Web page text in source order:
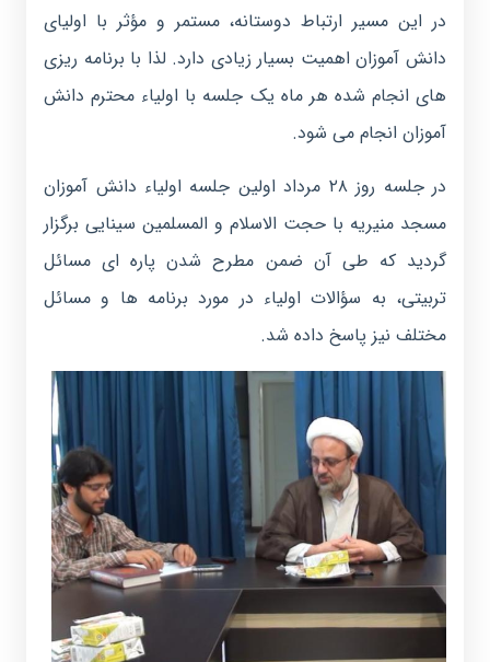
در این مسیر ارتباط دوستانه، مستمر و مؤثر با اولیای
دانش آموزان اهمیت بسیار زیادی دارد. لذا با برنامه ریزی
های انجام شده هر ماه یک جلسه با اولیاء محترم دانش
آموزان انجام می شود.
در جلسه روز ۲۸ مرداد اولین جلسه اولیاء دانش آموزان
مسجد منیریه با حجت الاسلام و المسلمین سینایی برگزار
گردید که طی آن ضمن مطرح شدن پاره ای مسائل
تربیتی، به سؤالات اولیاء در مورد برنامه ها و مسائل
مختلف نیز پاسخ داده شد.